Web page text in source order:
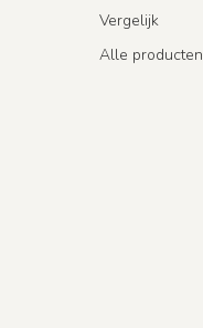
Vergelijk
Alle producten